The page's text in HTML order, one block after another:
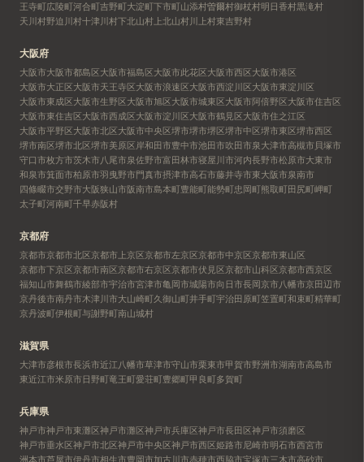
王寺町広陵町河合町吉野町大淀町下市町山添村曽爾村御杖村明日香村黒滝村
天川村野迫川村十津川村下北山村 上北山村川上村東吉野村
大阪府
大阪市大阪市都島区大阪市福島区大阪市此花区大阪市西区大阪市港区
大阪市大正区大阪市天王寺区大阪市浪速区大阪市西淀川区大阪市東淀川区
大阪市東成区大阪市生野区大阪市旭区大阪市城東区大阪市阿倍野区大阪市住吉区
大阪市東住吉区大阪市西成区大阪市淀川区大阪市鶴見区大阪市住之江区
大阪市平野区大阪市北区大阪市中央区堺市堺市堺区堺市中区堺市東区堺市西区
堺市南区堺市北区堺市美原区岸和田市豊中市池田市吹田市泉大津市高槻市 貝塚市
守口市枚方市茨木市八尾市泉佐野市富田林市寝屋川市河内長野市松原市大東市
和泉市箕面市柏原市羽曳野市門真市摂津市高石市藤井寺市東大阪市泉南市
四條畷市交野市大阪狭山市阪南市島本町豊能町能勢町忠岡町熊取町田尻町岬町
太子町河南町千早赤阪村
京都府
京都市京都市北区京都市上京区京都市左京区京都市中京区京都市東山区
京都市下京区京都市南区京都市右京区京都市伏見区京都市山科区京都市西京区
福知山市舞鶴市綾部市宇治市宮津市亀岡市城陽市向日市長岡京市八幡市京田辺市
京丹後市南丹市木津川市大山崎町久御山町井手町宇治田原町笠置町和束町精華町
京丹波町伊根町与謝野町南山城村
滋賀県
大津市彦根市長浜市近江八幡市草津市守山市栗東市甲賀市野洲市湖南市高島市
東近江市米原市日野町竜王町愛荘町豊郷町甲良町多賀町
兵庫県
神戸市神戸市東灘区神戸市灘区神戸市兵庫区神戸市長田区神戸市須磨区
神戸市垂水区神戸市北区神戸市中央区神戸市西区姫路市尼崎市明石市西宮市
洲本市芦屋市伊丹市相生市豊岡市加古川市赤穂市西脇市宝塚市三木市高砂市